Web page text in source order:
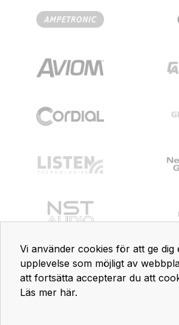
Vi använder cookies för att ge dig
upplevelse som möjligt av
att fortsätta accepterar du att
Läs mer här.